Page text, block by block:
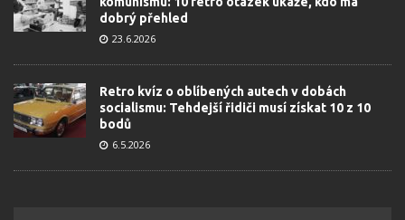
dobrý přehled
23.6.2026
Retro kvíz o oblíbených autech v dobách
socialismu: Tehdejší řidiči musí získat 10 z 10
bodů
6.5.2026